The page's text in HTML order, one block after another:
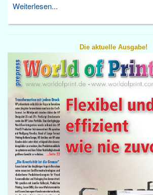
Weiterlesen...
Die aktuelle Ausgabe!